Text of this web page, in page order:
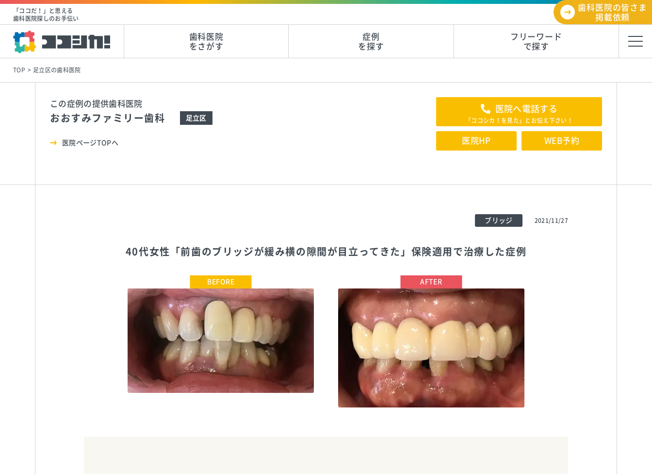
「ココだ！」と思える
歯科医院探しのお手伝い
歯科医院の皆さま
掲載依頼
歯科医院
をさがす
症例
を探す
フリーワード
で探す
TOP 足立区の歯科医院
この症例の提供歯科医院
おおすみファミリー歯科 足立区
医院ページTOPへ
医院へ電話する
「ココシカ！を見た」とお伝え下さい！
医院HP WEB予約
ブリッジ 2021/11/27
40代女性「前歯のブリッジが緩み横の隙間が目立ってきた」保険適用で治療した症例
おおすみファミリー歯科 TEL:0338836088
おおすみファミリー歯科 TEL:0338836088